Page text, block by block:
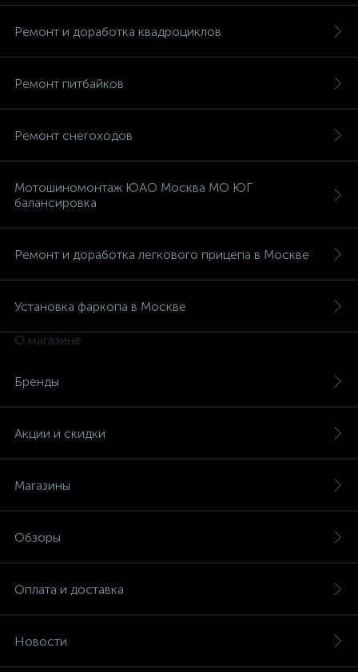
Ремонт и доработка квадроциклов
Ремонт питбайков
Ремонт снегоходов
Мотошиномонтаж ЮАО Москва МО ЮГ
балансировка
Ремонт и доработка легкового прицепа в Москве
Установка фаркопа в Москве
О магазине
Бренды
Акции и скидки
Магазины
Обзоры
Оплата и доставка
Новости